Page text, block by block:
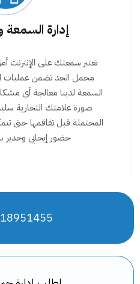
إدارة السمعة
تعتبر سمعتك على الإنترنت
محمل الجد تضمن عمليات
السمعة لدينا معالجة أي
صورة علامتك التجارية
المحتملة قبل تفاقمها حتى
حضور إيجابي وجدير
(2+)